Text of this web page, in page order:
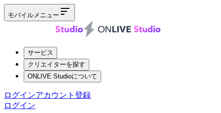
モバイルメニュー
サービス
クリエイターを探す
ONLIVE Studioについて
ログインアカウント登録
ログイン